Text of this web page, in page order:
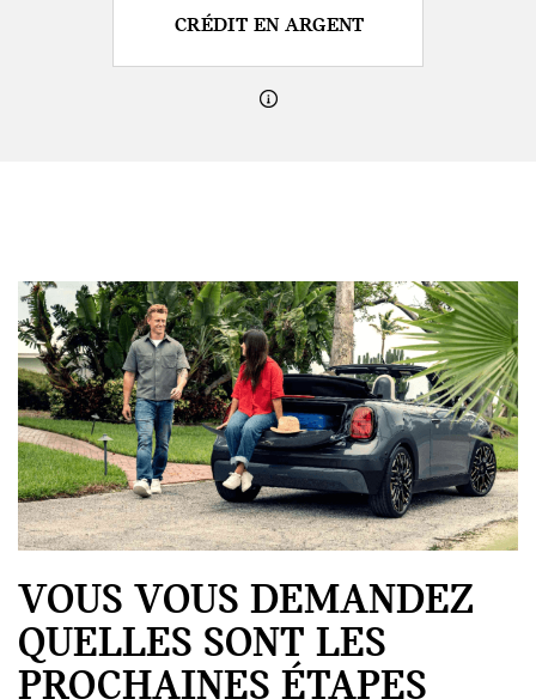
CRÉDIT EN ARGENT
VOUS VOUS DEMANDEZ
QUELLES SONT LES
PROCHAINES ÉTAPES